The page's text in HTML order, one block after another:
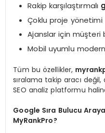
Rakip karşılaştırmalı
Çoklu proje yönetimi
Ajanslar için müşteri
Mobil uyumlu
Tüm bu özellikler,
sıralama takip aracı
SEO analiz platformu
Google Sıra Bulucu
MyRankPro?